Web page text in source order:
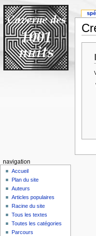
navigation
Accueil
Plan du site
Auteurs
Articles populaires
Racine du site
Tous les textes
Toutes les catégories
Parcours